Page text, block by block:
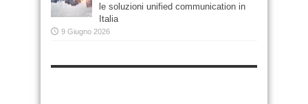
le soluzioni unified communication in
Italia
9 Giugno 2026